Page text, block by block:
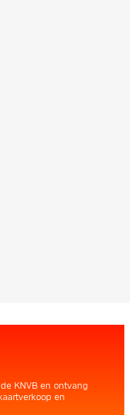
KNVB en ontvang
en